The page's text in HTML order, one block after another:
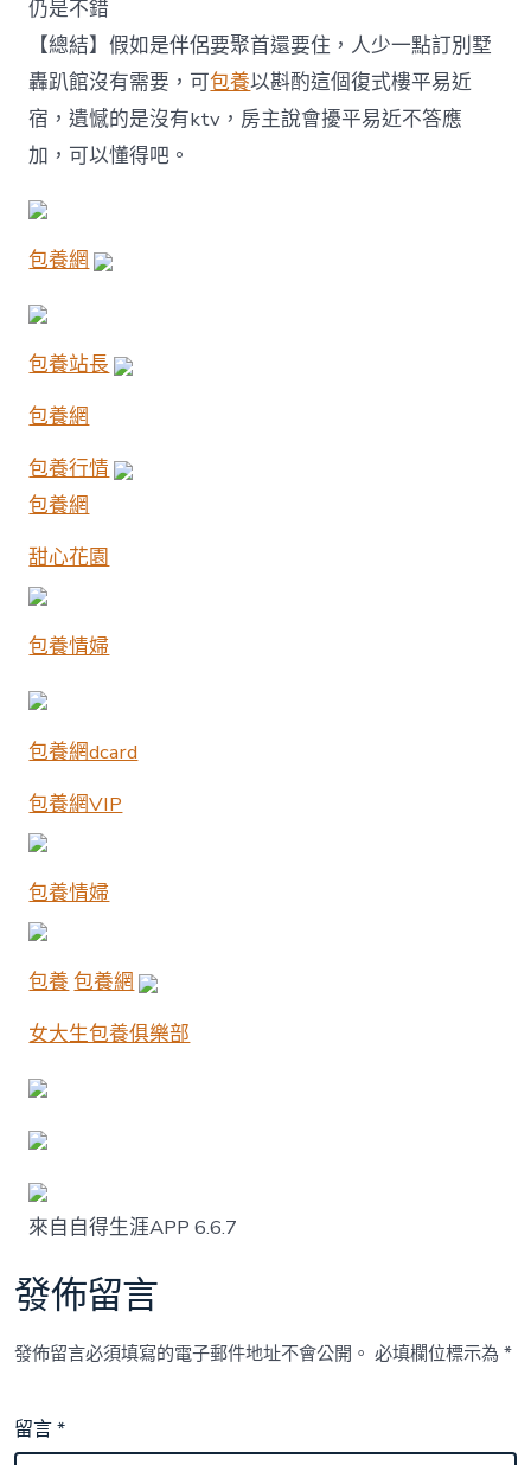
仍是不錯
【總結】假如是伴侶要聚首還要住，人少一點訂別墅
轟趴館沒有需要，可包養以斟酌這個復式樓平易近
宿，遺憾的是沒有ktv，房主說會擾平易近不答應
加，可以懂得吧。
包養網
包養站長
包養網
包養行情
包養網
甜心花園
包養情婦
包養網dcard
包養網VIP
包養情婦
包養 包養網
女大生包養俱樂部
來自自得生涯APP 6.6.7
發佈留言
發佈留言必須填寫的電子郵件地址不會公開。 必填欄位標示為*
留言*